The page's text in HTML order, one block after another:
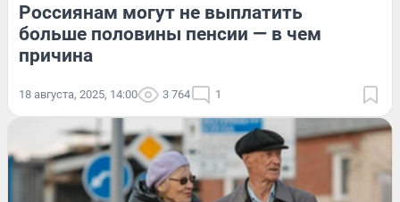
Россиянам могут не выплатить
больше половины пенсии — в чем
причина
18 августа, 2025, 14:00 3 764 1